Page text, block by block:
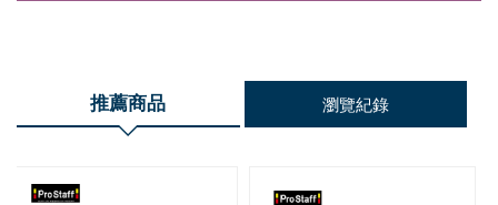
推薦商品 瀏覽紀錄